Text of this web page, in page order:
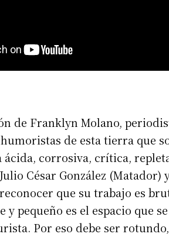
de Franklyn Molano,
de esta tierra que
corrosiva, crítica,
César González (Matador)
que su trabajo es
y pequeño es el espacio que
Por eso debe ser